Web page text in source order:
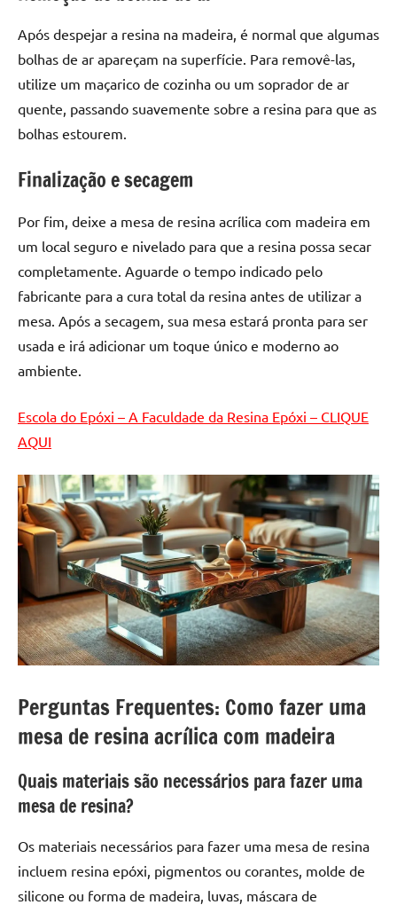
resinada
de
como
as
River
e
mesas
Após despejar a resina na madeira, é normal que algumas
bolhas de ar apareçam na superfície. Para removê-las,
utilize um maçarico de cozinha ou um soprador de ar
quente, passando suavemente sobre a resina para que as
bolhas estourem.
Finalização e secagem
Por fim, deixe a mesa de resina acrílica com madeira em
um local seguro e nivelado para que a resina possa secar
completamente. Aguarde o tempo indicado pelo
fabricante para a cura total da resina antes de utilizar a
mesa. Após a secagem, sua mesa estará pronta para ser
usada e irá adicionar um toque único e moderno ao
ambiente.
Escola do Epóxi – A Faculdade da Resina Epóxi – CLIQUE
AQUI
Perguntas Frequentes: Como fazer uma
mesa de resina acrílica com madeira
Quais materiais são necessários para fazer uma
mesa de resina?
Os materiais necessários para fazer uma mesa de resina
incluem resina epóxi, pigmentos ou corantes, molde de
silicone ou forma de madeira, luvas, máscara de